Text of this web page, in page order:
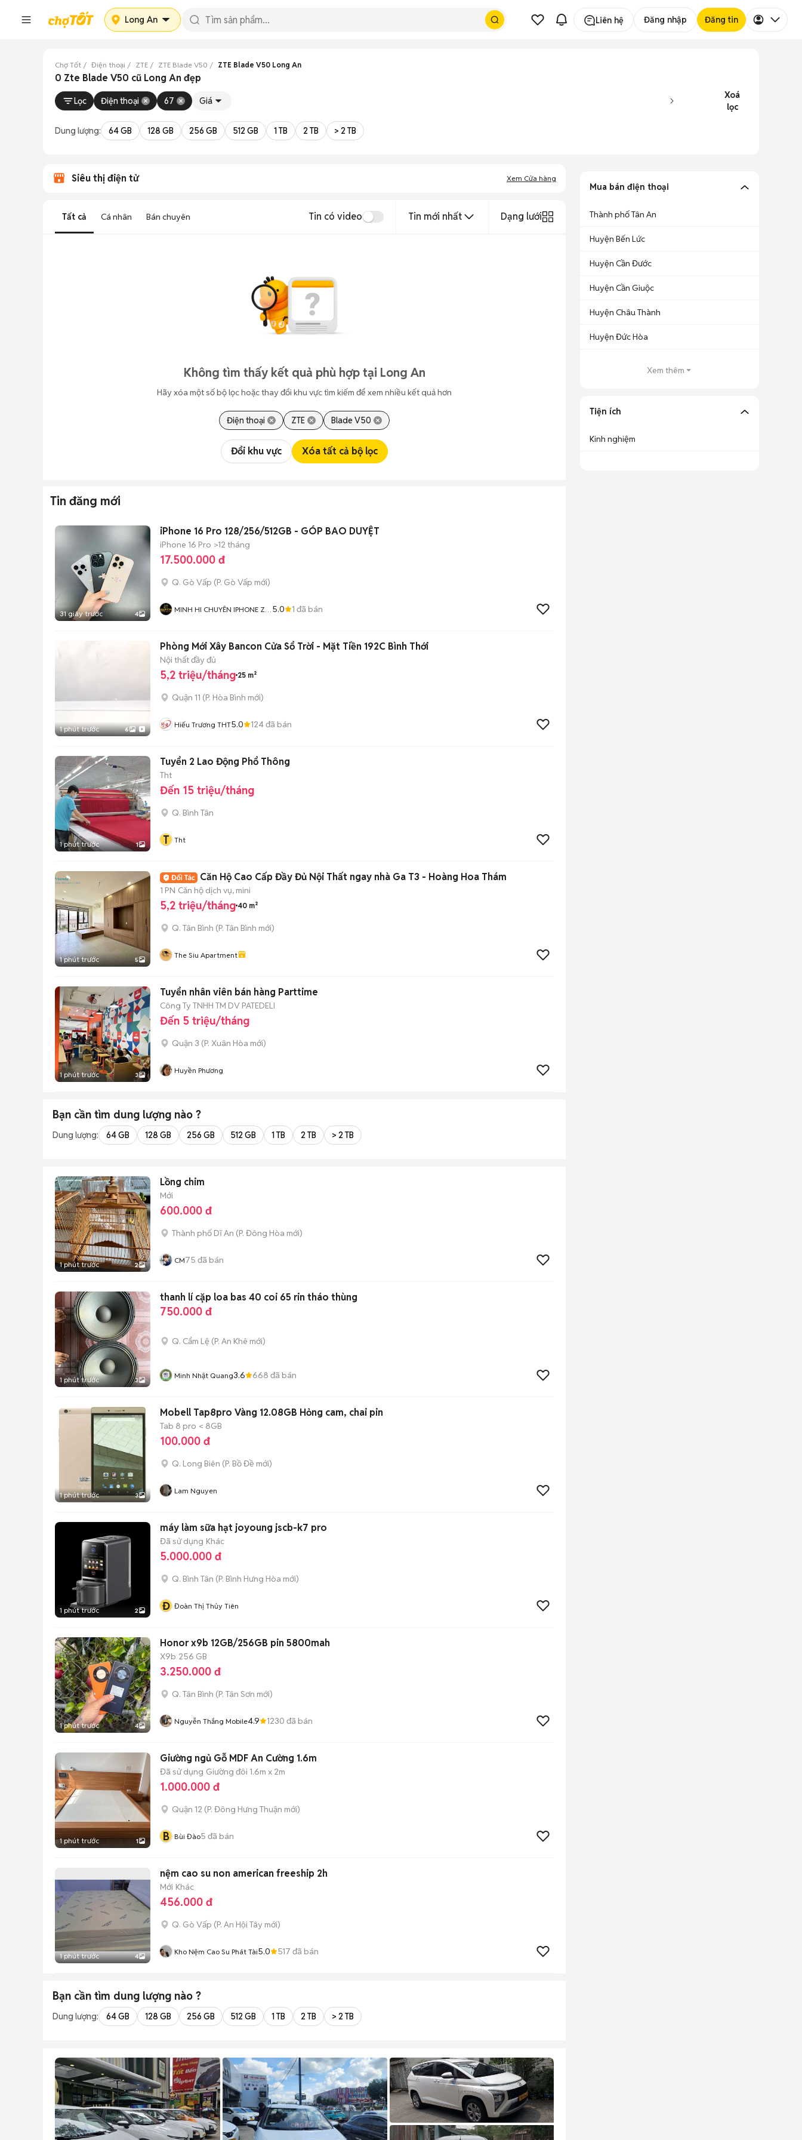
Long An Liên hệ Đăng nhập Đăng tin
Chợ Tốt Điện thoại ZTE ZTE Blade V50 ZTE Blade V50 Long An
0 Zte Blade V50 cũ Long An đẹp
Lọc Điện thoại 67 Giá
Xoá
lọc
Dung lượng: 64 GB 128 GB 256 GB 512 GB 1 TB 2 TB > 2 TB
Siêu thị điện tử Xem Cửa hàng
Tất cả Cá nhân Bán chuyên Tin có video Tin mới nhất Dạng lưới
Không tìm thấy kết quả phù hợp tại Long An
Hãy xóa một số bộ lọc hoặc thay đổi khu vực tìm kiếm để xem nhiều kết quả hơn
Điện thoại ZTE Blade V50
Đổi khu vực Xóa tất cả bộ lọc
Tin đăng mới
31 giây trước 4
iPhone 16 Pro 128/256/512GB - GÓP BAO DUYỆT
iPhone 16 Pro >12 tháng
17.500.000 đ
Q. Gò Vấp (P. Gò Vấp mới)
MINH HI CHUYÊN IPHONE ZIN 5.0 1 đã bán
1 phút trước 6
Phòng Mới Xây Bancon Cửa Sổ Trời - Mặt Tiền 192C Bình Thới
Nội thất đầy đủ
5,2 triệu/tháng 25 m²
Quận 11 (P. Hòa Bình mới)
Hiếu Trương THT5.0 124đã bán
1 phút trước 1
Tuyển 2 Lao Động Phổ Thông
Tht
Đến 15 triệu/tháng
Q. Bình Tân
T Tht
1 phút trước 5
Căn Hộ Cao Cấp Đầy Đủ Nội Thất ngay nhà Ga T3 - Hoàng Hoa Thám
1 PN Căn hộ dịch vụ, mini
5,2 triệu/tháng 40 m²
Q. Tân Bình (P. Tân Bình mới)
The Siu Apartment
1 phút trước 3
Tuyển nhân viên bán hàng Parttime
Công Ty TNHH TM DV PATEDELI
Đến 5 triệu/tháng
Quận 3 (P. Xuân Hòa mới)
Huyền Phương
Bạn cần tìm dung lượng nào ?
Dung lượng: 64 GB 128 GB 256 GB 512 GB 1 TB 2 TB > 2 TB
1 phút trước 2
Lồng chim
Mới
600.000 đ
Thành phố Dĩ An (P. Đông Hòa mới)
CM75 đã bán
1 phút trước 3
thanh lí cặp loa bas 40 coi 65 rin tháo thùng
750.000 đ
Q. Cẩm Lệ (P. An Khê mới)
Minh Nhật Quang3.6 668 đã bán
1 phút trước 3
Mobell Tap8pro Vàng 12.08GB Hỏng cam, chai pin
Tab 8 pro < 8GB
100.000 đ
Q. Long Biên (P. Bồ Đề mới)
Lam Nguyen
1 phút trước 2
máy làm sữa hạt joyoung jscb-k7 pro
Đã sử dụng Khác
5.000.000 đ
Q. Bình Tân (P. Bình Hưng Hòa mới)
Đ Đoàn Thị Thủy Tiên
1 phút trước 4
Honor x9b 12GB/256GB pin 5800mah
X9b 256 GB
3.250.000 đ
Q. Tân Bình (P. Tân Sơn mới)
Nguyễn Thắng Mobile4.9 1230 đã bán
1 phút trước 1
Giường ngủ Gỗ MDF An Cường 1.6m
Đã sử dụng Giường đôi 1.6m x 2m
1.000.000 đ
Quận 12 (P. Đông Hưng Thuận mới)
B Bùi Đào5 đã bán
1 phút trước 4
nệm cao su non american freeship 2h
Mới Khác
456.000 đ
Q. Gò Vấp (P. An Hội Tây mới)
Kho Nệm Cao Su Phát Tài5.0 517 đã bán
Bạn cần tìm dung lượng nào ?
Dung lượng: 64 GB 128 GB 256 GB 512 GB 1 TB 2 TB > 2 TB
Mua bán điện thoại
Thành phố Tân An
Huyện Bến Lức
Huyện Cần Đước
Huyện Cần Giuộc
Huyện Châu Thành
Huyện Đức Hòa
Xem thêm
Tiện ích
Kinh nghiệm